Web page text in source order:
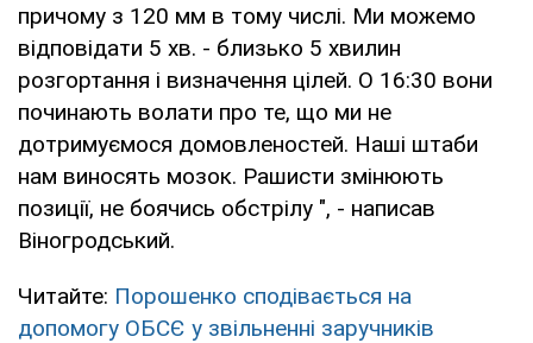
причому з 120 мм в тому числі. Ми можемо
відповідати 5 хв. - близько 5 хвилин
розгортання і визначення цілей. О 16:30 вони
починають волати про те, що ми не
дотримуємося домовленостей. Наші штаби
нам виносять мозок. Рашисти змінюють
позиції, не боячись обстрілу ", - написав
Віногродський.
Читайте: Порошенко сподівається на
допомогу ОБСЄ у звільненні заручників